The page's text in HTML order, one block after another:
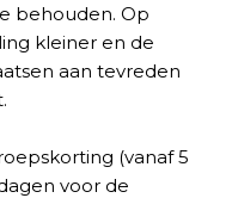
behouden. Op
kleiner en de
aan tevreden
(vanaf 5
voor de